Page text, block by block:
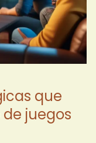
que
juegos